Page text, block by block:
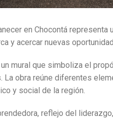
en Chocontá
y acercar nuevas
mural que simboliza el
obra reúne diferentes
y social de la región.
reflejo del